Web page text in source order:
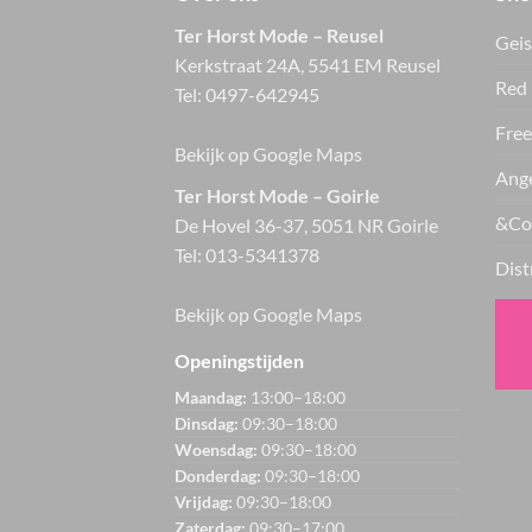
Ter Horst Mode – Reusel
Kerkstraat 24A, 5541 EM Reusel
Tel: 0497-642945
Bekijk op Google Maps
Ter Horst Mode – Goirle
De Hovel 36-37, 5051 NR Goirle
Tel: 013-5341378
Bekijk op Google Maps
Openingstijden
Maandag: 13:00–18:00
Dinsdag: 09:30–18:00
Woensdag: 09:30–18:00
Donderdag: 09:30–18:00
Vrijdag: 09:30–18:00